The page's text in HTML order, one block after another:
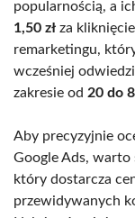
popularnością, a
1,50 zł za
remarketingu,
wcześniej
zakresie od 20 do
Aby precyzyjnie
Google Ads, warto
który dostarcza
przewidywanych